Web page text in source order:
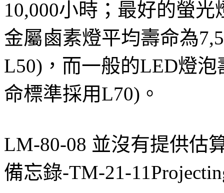
10,000小時；最好的螢
金屬鹵素燈平均壽命為
L50)，而一般的LED燈泡
命標準採用L70)。
LM-80-08 並沒有提供估
備忘錄-TM-21-